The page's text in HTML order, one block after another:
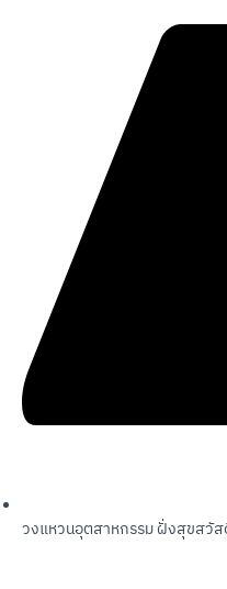
วงแหวนอุตสาหกรรม ฝั่งสุขสวั